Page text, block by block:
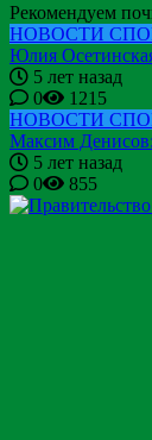
Рекомендуем
НОВОСТИ
Юлия
5 лет назад
0
1215
НОВОСТИ
Максим
5 лет назад
0
855